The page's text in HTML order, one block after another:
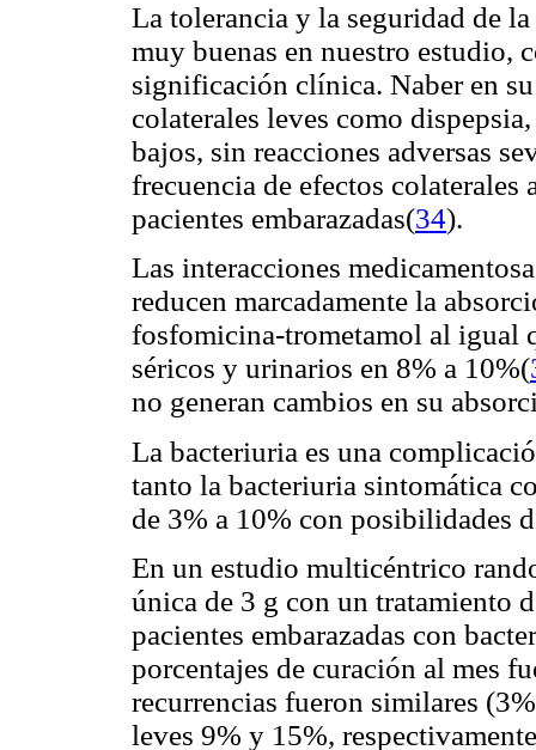
La tolerancia y la seguridad de
muy buenas en nuestro estudio,
significación clínica. Naber en
colaterales leves como
bajos, sin reacciones adversas
frecuencia de efectos colaterales
pacientes embarazadas(34).
Las interacciones
reducen marcadamente la
fosfomicina-trometamol al igual
séricos y urinarios en 8% a 10%(
no generan cambios en su
La bacteriuria es una
tanto la bacteriuria sintomática
de 3% a 10% con posibilidades
En un estudio multicéntrico
única de 3 g con un tratamiento
pacientes embarazadas con
porcentajes de curación al mes
recurrencias fueron similares
leves 9% y 15%,